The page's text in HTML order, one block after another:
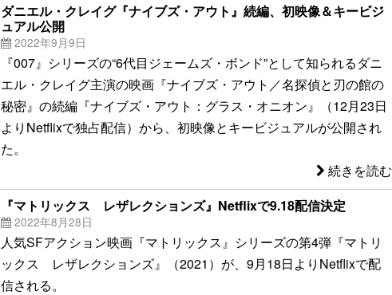
ダニエル・クレイグ『ナイブズ・アウト』続編、初映像＆キービジ
ュアル公開
2022年9月9日
『007』シリーズの“6代目ジェームズ・ボンド”として知られるダニ
エル・クレイグ主演の映画『ナイブズ・アウト／名探偵と刃の館の
秘密』の続編『ナイブズ・アウト：グラス・オニオン』（12月23日
よりNetflixで独占配信）から、初映像とキービジュアルが公開され
た。
続きを読む
『マトリックス レザレクションズ』Netflixで9.18配信決定
2022年8月28日
人気SFアクション映画『マトリックス』シリーズの第4弾『マトリ
ックス レザレクションズ』（2021）が、9月18日よりNetflixで配
信される。